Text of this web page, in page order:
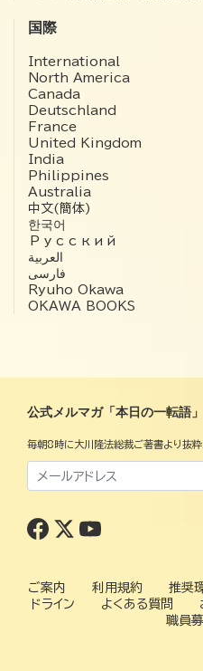
国際
International
North America
Canada
Deutschland
France
United Kingdom
India
Philippines
Australia
中文(簡体)
한국어
Русский
العربية‏
فارسی
Ryuho Okawa
OKAWA BOOKS
公式メルマガ「本日の一転語」
毎朝8時に大川隆法総裁ご著書より抜粋
ご案内 利用規約 推奨
ドライン
よくある質問
職員